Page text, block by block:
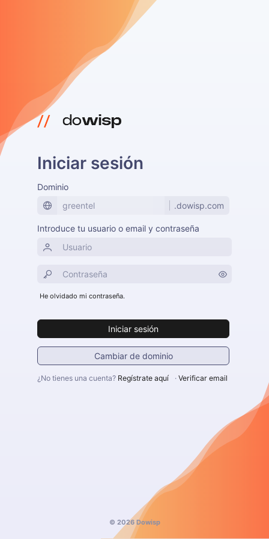
Iniciar sesión
Dominio
.dowisp.com
Introduce tu usuario o email y contraseña
He olvidado mi contraseña.
Iniciar sesión
Cambiar de dominio
¿No tienes una cuenta? Regístrate aquí · Verificar email
© 2026 Dowisp